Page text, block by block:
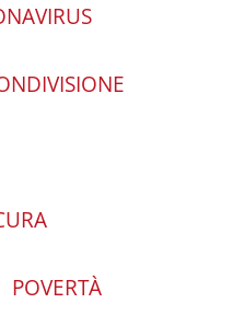
POVERTÀ